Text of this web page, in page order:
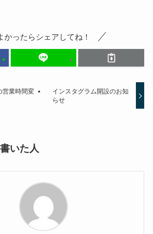
かったらシェアしてね！
営業時間変
インスタグラム開設のお知
らせ
いた人